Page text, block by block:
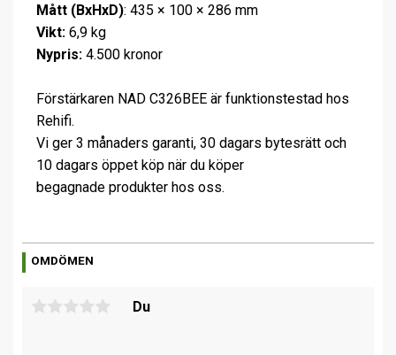
Mått (BxHxD): 435 × 100 × 286 mm
Vikt: 6,9 kg
Nypris: 4.500 kronor
Förstärkaren NAD C326BEE är funktionstestad hos
Rehifi.
Vi ger 3 månaders garanti, 30 dagars bytesrätt och
10 dagars öppet köp när du köper
begagnade produkter hos oss.
OMDÖMEN
Du